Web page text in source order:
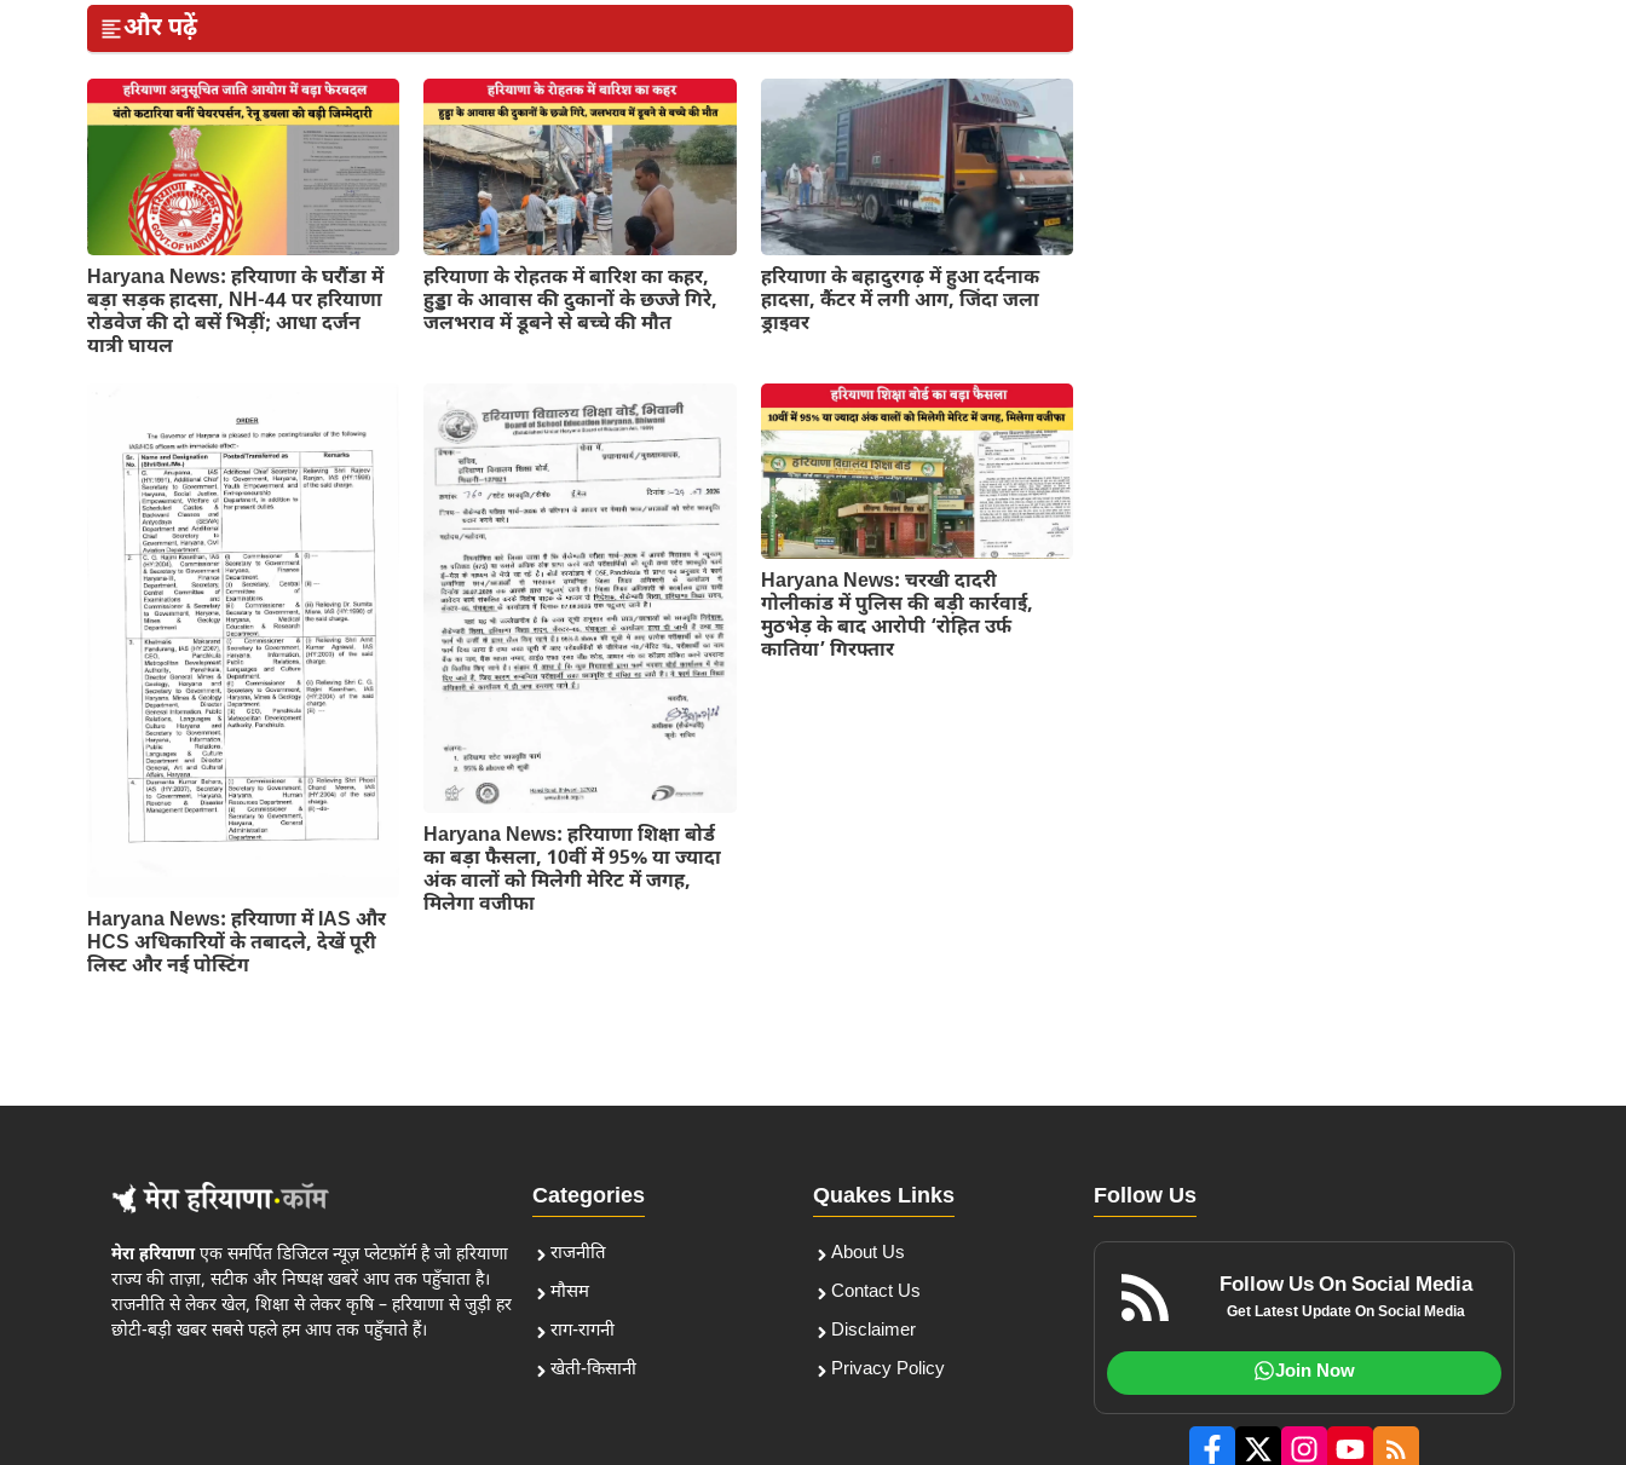
और पढ़ें
Haryana News: हरियाणा के घरौंडा में
बड़ा सड़क हादसा, NH-44 पर हरियाणा
रोडवेज की दो बसें भिड़ीं; आधा दर्जन
यात्री घायल
हरियाणा के रोहतक में बारिश का कहर,
हुड्डा के आवास की दुकानों के छज्जे गिरे,
जलभराव में डूबने से बच्चे की मौत
हरियाणा के बहादुरगढ़ में हुआ दर्दनाक
हादसा, कैंटर में लगी आग, जिंदा जला
ड्राइवर
Haryana News: हरियाणा में IAS और
HCS अधिकारियों के तबादले, देखें पूरी
लिस्ट और नई पोस्टिंग
Haryana News: हरियाणा शिक्षा बोर्ड
का बड़ा फैसला, 10वीं में 95% या ज्यादा
अंक वालों को मिलेगी मेरिट में जगह,
मिलेगा वजीफा
Haryana News: चरखी दादरी
गोलीकांड में पुलिस की बड़ी कार्रवाई,
मुठभेड़ के बाद आरोपी ‘रोहित उर्फ
कातिया’ गिरफ्तार
मेरा हरियाणाएक समर्पित डिजिटल न्यूज़ प्लेटफ़ॉर्म है जो हरियाणा
राज्य की ताज़ा, सटीक और निष्पक्ष खबरें आप तक पहुँचाता है।
राजनीति से लेकर खेल, शिक्षा से लेकर कृषि – हरियाणा से जुड़ी हर
छोटी-बड़ी खबर सबसे पहले हम आप तक पहुँचाते हैं।
Categories
राजनीति
मौसम
राग-रागनी
खेती-किसानी
Quakes Links
About Us
Contact Us
Disclaimer
Privacy Policy
Follow Us
Follow Us On Social Media
Get Latest Update On Social Media
Join Now